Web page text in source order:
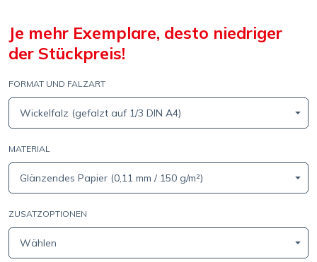
Je mehr Exemplare, desto niedriger
der Stückpreis!
FORMAT UND FALZART
Wickelfalz (gefalzt auf 1/3 DIN A4)
MATERIAL
Glänzendes Papier (0,11 mm / 150 g/m²)
ZUSATZOPTIONEN
Wählen